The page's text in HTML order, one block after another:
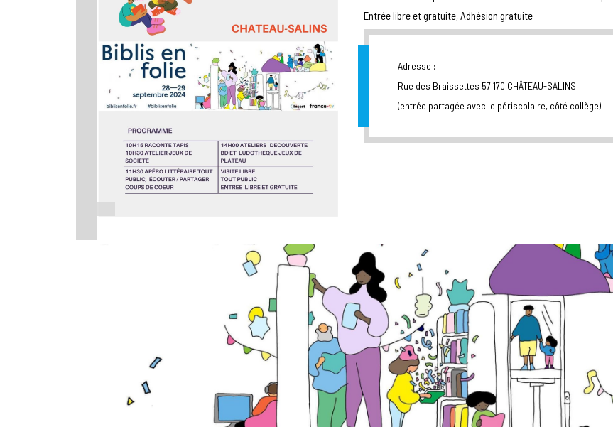
Entrée libre et gratuite, Adhésion gratuite
Adresse :
Rue des Braissettes 57 170 CHÂTEAU-SALINS
(entrée partagée avec le périscolaire, côté collège)